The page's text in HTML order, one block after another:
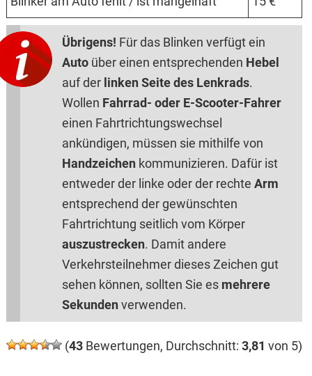
Übrigens! Für das Blinken verfügt ein
Auto über einen entsprechenden Hebel
auf der linken Seite des Lenkrads.
Wollen Fahrrad- oder E-Scooter-Fahrer
einen Fahrtrichtungswechsel
ankündigen, müssen sie mithilfe von
Handzeichen kommunizieren. Dafür ist
entweder der linke oder der rechte Arm
entsprechend der gewünschten
Fahrtrichtung seitlich vom Körper
auszustrecken. Damit andere
Verkehrsteilnehmer dieses Zeichen gut
sehen können, sollten Sie es mehrere
Sekunden verwenden.
(43Bewertungen, Durchschnitt: 3,81 von 5)